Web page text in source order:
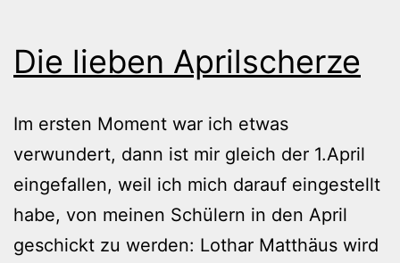
Die lieben Aprilscherze
Im ersten Moment war ich etwas
verwundert, dann ist mir gleich der 1.April
eingefallen, weil ich mich darauf eingestellt
habe, von meinen Schülern in den April
geschickt zu werden: Lothar Matthäus wird